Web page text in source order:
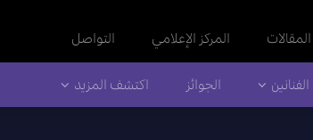
المقالات المركز الإعلامي التواصل
الجوائز اكتشف المزيد